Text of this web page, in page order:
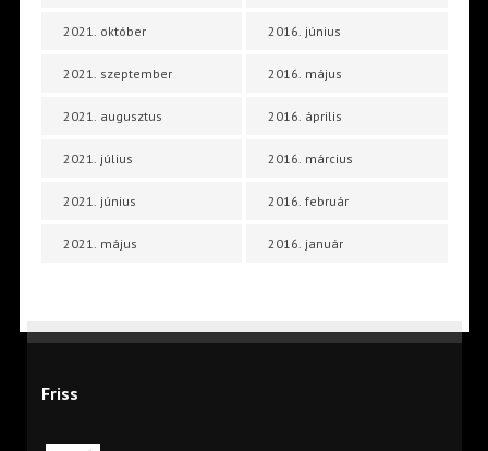
2021. október
2021. szeptember
2021. augusztus
2021. július
2021. június
2021. május
2016. június
2016. május
2016. április
2016. március
2016. február
2016. január
Friss